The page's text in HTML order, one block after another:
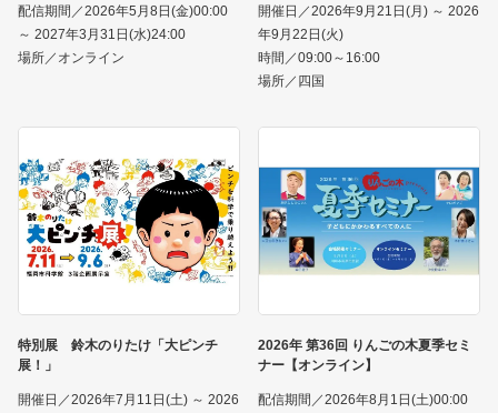
配信期間／2026年5月8日(金)00:00
～ 2027年3月31日(水)24:00
場所／オンライン
開催日／2026年9月21日(月) ～ 2026
年9月22日(火)
時間／09:00～16:00
場所／四国
特別展 鈴木のりたけ「大ピンチ
展！」
開催日／2026年7月11日(土) ～ 2026
2026年 第36回 りんごの木夏季セミ
ナー【オンライン】
配信期間／2026年8月1日(土)00:00